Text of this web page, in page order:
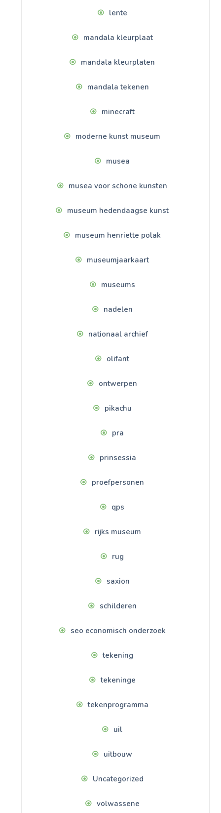
lente
mandala kleurplaat
mandala kleurplaten
mandala tekenen
minecraft
moderne kunst museum
musea
musea voor schone kunsten
museum hedendaagse kunst
museum henriette polak
museumjaarkaart
museums
nadelen
nationaal archief
olifant
ontwerpen
pikachu
pra
prinsessia
proefpersonen
qps
rijks museum
rug
saxion
schilderen
seo economisch onderzoek
tekening
tekeninge
tekenprogramma
uil
uitbouw
Uncategorized
volwassene